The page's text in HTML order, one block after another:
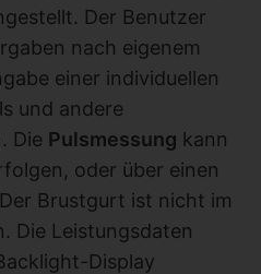
Der Benutzer
nach eigenem
einer individuellen
und andere
Die Pulsmessung kann
oder über einen
Brustgurt ist nicht im
Die Leistungsdaten
Display